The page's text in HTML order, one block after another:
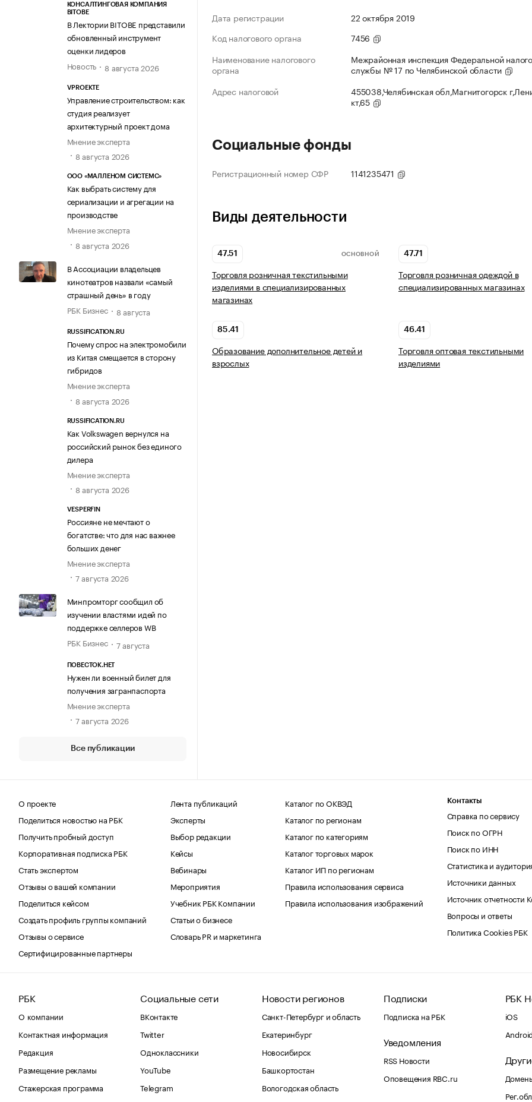
КОНСАЛТИНГОВАЯ КОМПАНИЯ
BITOBE
В Лектории BITOBE представили
обновленный инструмент
оценки лидеров
Новость
8 августа 2026
VPROEKTE
Управление строительством: как
студия реализует
архитектурный проект дома
Мнение эксперта
8 августа 2026
ООО «МАЛЛЕНОМ СИСТЕМС»
Как выбрать систему для
сериализации и агрегации на
производстве
Мнение эксперта
8 августа 2026
В Ассоциации владельцев
кинотеатров назвали «самый
страшный день» в году
РБК Бизнес
8 августа
RUSSIFICATION.RU
Почему спрос на электромобили
из Китая смещается в сторону
гибридов
Мнение эксперта
8 августа 2026
RUSSIFICATION.RU
Как Volkswagen вернулся на
российский рынок без единого
дилера
Мнение эксперта
8 августа 2026
VESPERFIN
Россияне не мечтают о
богатстве: что для нас важнее
больших денег
Мнение эксперта
7 августа 2026
Минпромторг сообщил об
изучении властями идей по
поддержке селлеров WB
РБК Бизнес
7 августа
ПОВЕСТОК.НЕТ
Нужен ли военный билет для
получения загранпаспорта
Мнение эксперта
7 августа 2026
Все публикации
Дата регистрации
22 октября 2019
Код налогового органа
7456
Наименование налогового
органа
Межрайонная инспекция Федеральной
службы № 17 по Челябинской области
Адрес налоговой
455038,Челябинская обл,Магнитогорск
кт,65
Социальные фонды
Регистрационный номер СФР 1141235471
Виды деятельности
47.51 ОСНОВНОЙ
Торговля розничная текстильными
изделиями в специализированных
магазинах
47.71
Торговля розничная одеждой в
специализированных магазинах
85.41
Образование дополнительное детей и
взрослых
46.41
Торговля оптовая текстильными
изделиями
О проекте
Поделиться новостью на РБК
Получить пробный доступ
Корпоративная подписка РБК
Стать экспертом
Отзывы о вашей компании
Поделиться кейсом
Создать профиль группы компаний
Отзывы о сервисе
Сертифицированные партнеры
Лента публикаций
Эксперты
Выбор редакции
Кейсы
Вебинары
Мероприятия
Учебник РБК Компании
Статьи о бизнесе
Словарь PR и маркетинга
Каталог по ОКВЭД
Каталог по регионам
Каталог по категориям
Каталог торговых марок
Каталог ИП по регионам
Правила использования сервиса
Правила использования изображений
Контакты
Справка по сервису
Поиск по ОГРН
Поиск по ИНН
Статистика и
Источники данных
Источник отчетности
Вопросы и ответы
Политика Cookies РБК
РБК
О компании
Контактная информация
Редакция
Размещение рекламы
Стажерская программа
Социальные сети
ВКонтакте
Twitter
Одноклассники
YouTube
Telegram
Новости регионов
Санкт-Петербург и область
Екатеринбург
Новосибирск
Башкортостан
Вологодская область
Подписки
Подписка на РБК
Уведомления
RSS Новости
Оповещения RBC.ru
РБК
iOS